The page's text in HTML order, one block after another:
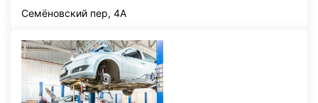
Семёновский пер, 4А